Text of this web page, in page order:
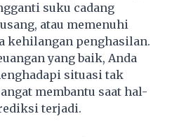
suku cadang
atau memenuhi
kehilangan penghasilan.
yang baik, Anda
situasi tak
membantu saat hal-
terjadi.